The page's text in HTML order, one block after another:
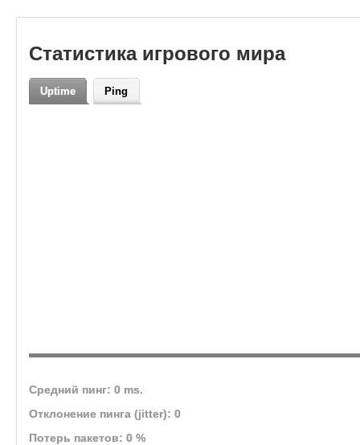
с
кланов
Статистика игрового мира
Uptime Ping
Средний пинг: 0 ms.
Отклонение пинга (jitter): 0
Потерь пакетов: 0 %